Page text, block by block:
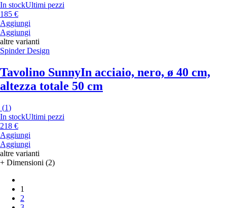
In stockUltimi pezzi
185 €
Aggiungi
Aggiungi
altre varianti
Spinder Design
Tavolino SunnyIn acciaio, nero, ø 40 cm,
altezza totale 50 cm
(1)
In stockUltimi pezzi
218 €
Aggiungi
Aggiungi
altre varianti
+ Dimensioni (2)
1
2